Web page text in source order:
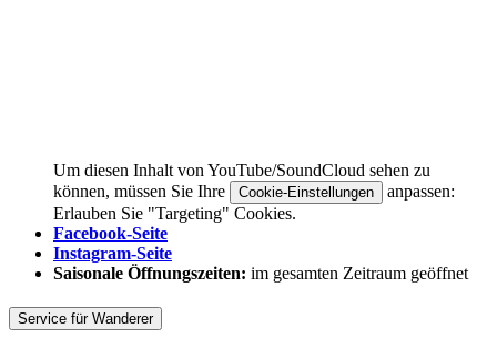
Um diesen Inhalt von YouTube/SoundCloud sehen zu
können, müssen Sie Ihre
Cookie-Einstellungen
anpassen:
Erlauben Sie "Targeting" Cookies.
Facebook-Seite
Instagram-Seite
Saisonale Öffnungszeiten: im gesamten Zeitraum geöffnet
Service für Wanderer